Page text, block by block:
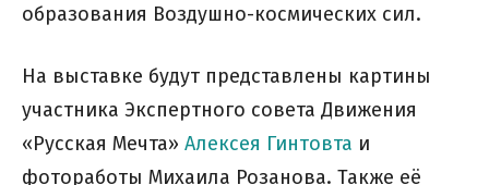
образования Воздушно-космических сил.
На выставке будут представлены картины
участника Экспертного совета Движения
«Русская Мечта» Алексея Гинтовта и
фотоработы Михаила Розанова. Также её